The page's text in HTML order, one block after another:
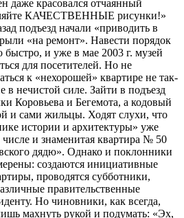
даже красовался отчаянный
КАЧЕСТВЕННЫЕ рисунки!»
подъезд начали «приводить в
«на ремонт». Навести порядок
быстро, и уже в мае 2003 г. музей
для посетителей. Но не
к «нехорошей» квартире не так-
в нечистой силе. Зайти в подъезд
Коровьева и Бегемота, а кодовый
и сами жильцы. Ходят слухи, что
истории и архитектуры» уже
и знаменитая квартира № 50
дядю». Однако и поклонники
создаются инициативные
проводятся субботники,
правительственные
Но чиновники, как всегда,
махнуть рукой и подумать: «Эх,